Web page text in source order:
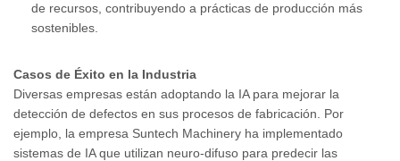
de recursos, contribuyendo a prácticas de producción más
sostenibles.
Casos de Éxito en la Industria
Diversas empresas están adoptando la IA para mejorar la
detección de defectos en sus procesos de fabricación. Por
ejemplo, la empresa Suntech Machinery ha implementado
sistemas de IA que utilizan neuro-difuso para predecir las